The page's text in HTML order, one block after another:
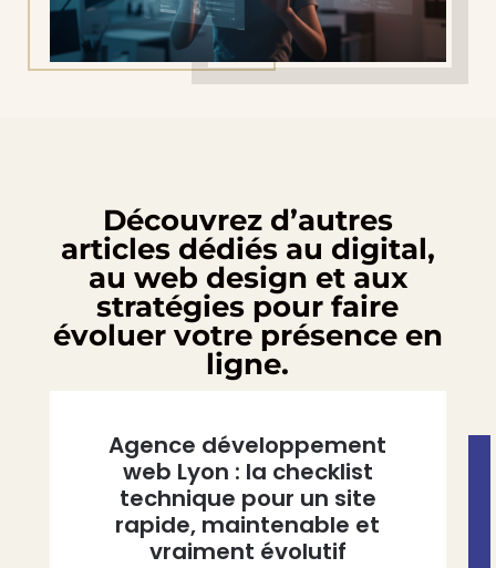
Découvrez d’autres
articles dédiés au digital,
au web design et aux
stratégies pour faire
évoluer votre présence en
ligne.
Agence développement
web Lyon : la checklist
technique pour un site
rapide, maintenable et
vraiment évolutif